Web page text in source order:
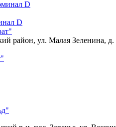
D
район, ул. Малая Зеленина, д.